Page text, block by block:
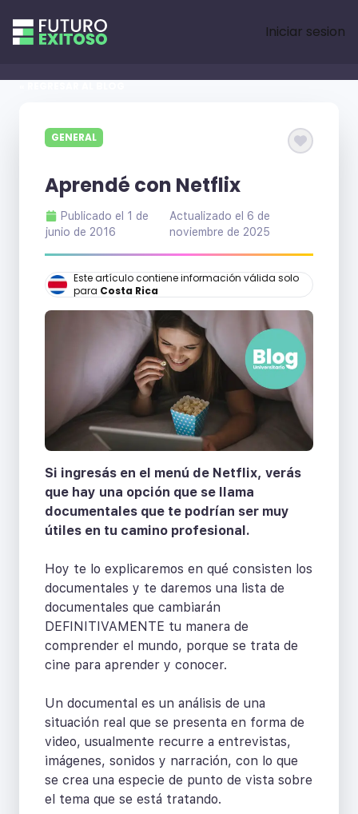
Iniciar sesion
GENERAL
Aprendé con Netflix
Publicado el 1 de
junio de 2016
Actualizado el 6 de
noviembre de 2025
Este artículo contiene información válida solo
para Costa Rica
Si ingresás en el menú de Netflix, verás
que hay una opción que se llama
documentales que te podrían ser muy
útiles en tu camino profesional.
Hoy te lo explicaremos en qué consisten los
documentales y te daremos una lista de
documentales que cambiarán
DEFINITIVAMENTE tu manera de
comprender el mundo, porque se trata de
cine para aprender y conocer.
Un documental es un análisis de una
situación real que se presenta en forma de
video, usualmente recurre a entrevistas,
imágenes, sonidos y narración, con lo que
se crea una especie de punto de vista sobre
el tema que se está tratando.